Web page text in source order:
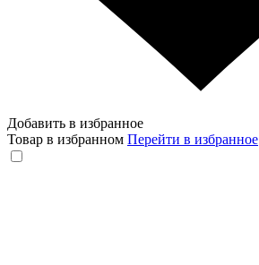
Добавить в избранное
Товар в избранном Перейти в избранное